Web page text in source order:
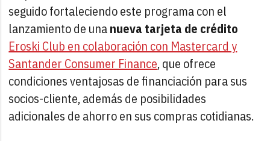
seguido fortaleciendo este programa con el
lanzamiento de unanueva tarjeta de crédito
Eroski Club en colaboración con Mastercard y
Santander Consumer Finance, que ofrece
condiciones ventajosas de financiación para sus
socios-cliente, además de posibilidades
adicionales de ahorro en sus compras cotidianas.